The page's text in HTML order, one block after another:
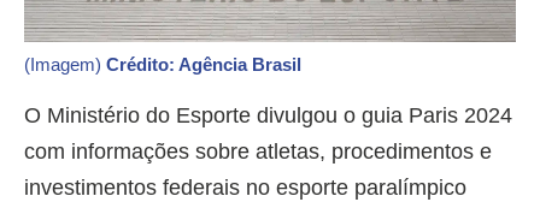
(Imagem) Crédito: Agência Brasil
O Ministério do Esporte divulgou o guia Paris 2024
com informações sobre atletas, procedimentos e
investimentos federais no esporte paralímpico